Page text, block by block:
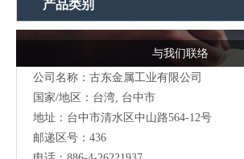
产品类别
与我们联络
公司名称：古东金属工业有限公司
国家/地区：台湾, 台中市
地址：台中市清水区中山路564-12号
邮递区号：436